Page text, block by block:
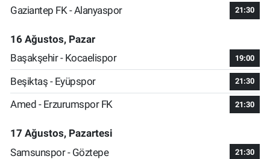
Gaziantep FK - Alanyaspor 21:30
16 Ağustos, Pazar
Başakşehir - Kocaelispor
19:00
Beşiktaş - Eyüpspor 21:30
Amed - Erzurumspor FK 21:30
17 Ağustos, Pazartesi
Samsunspor - Göztepe
21:30